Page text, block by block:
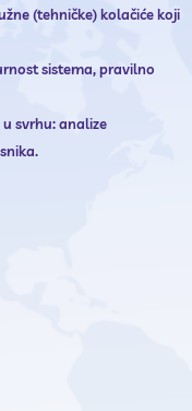
(tehničke) kolačiće koji
sistema,pravilno
svrhu:analize